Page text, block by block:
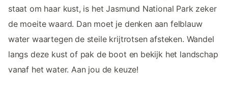
staat om haar kust, is het Jasmund National Park zeker
de moeite waard. Dan moet je denken aan felblauw
water waartegen de steile krijtrotsen afsteken. Wandel
langs deze kust of pak de boot en bekijk het landschap
vanaf het water. Aan jou de keuze!